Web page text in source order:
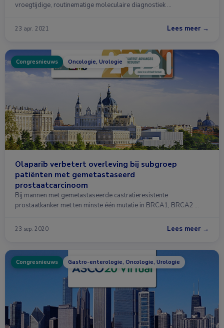
vroegtijdige, routinematige moleculaire diagnostiek …
23 apr. 2021 Lees meer →
Congresnieuws Oncologie, Urologie
Olaparib verbetert overleving bij subgroep
patiënten met gemetastaseerd
prostaatcarcinoom
Bij mannen met gemetastaseerde castratieresistente
prostaatkanker met ten minste één mutatie in BRCA1, BRCA2 …
23 sep. 2020 Lees meer →
Congresnieuws Gastro-enterologie, Oncologie, Urologie